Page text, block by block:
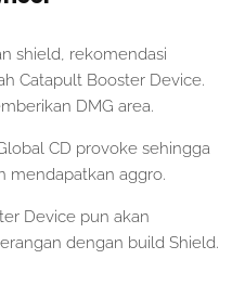
shield, rekomendasi
Catapult Booster Device.
DMG area.
CD provoke sehingga
mendapatkan aggro.
Device pun akan
dengan build Shield.